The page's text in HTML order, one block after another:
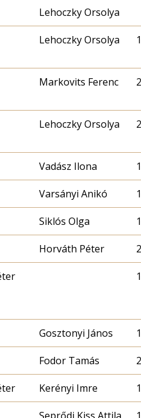
Lehoczky Orsolya
Lehoczky Orsolya
Markovits Ferenc
Lehoczky Orsolya
Vadász Ilona
Varsányi Anikó
Siklós Olga
Horváth Péter
Gosztonyi János
Fodor Tamás
Kerényi Imre